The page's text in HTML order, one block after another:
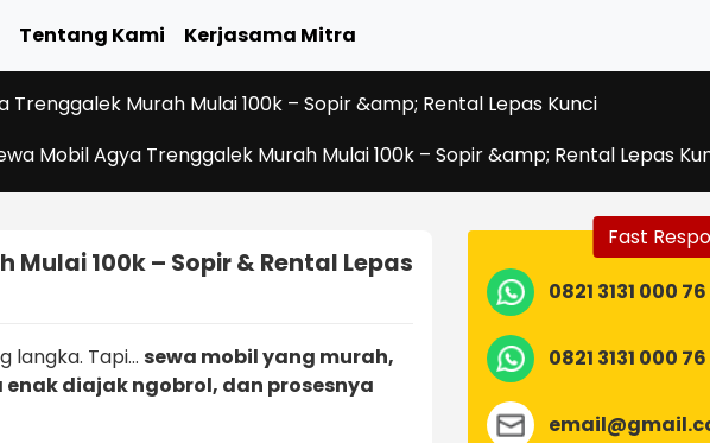
Tentang Kami Kerjasama Mitra
Trenggalek Murah Mulai 100k – Sopir &amp; Rental Lepas Kunci
Mobil Agya Trenggalek Murah Mulai 100k – Sopir &amp; Rental Lepas
100k – Sopir & Rental Lepas
langka. Tapi… sewa mobil yang murah,
diajak ngobrol, dan prosesnya
Fast
0821 3131 000 76
0821 3131 000 76